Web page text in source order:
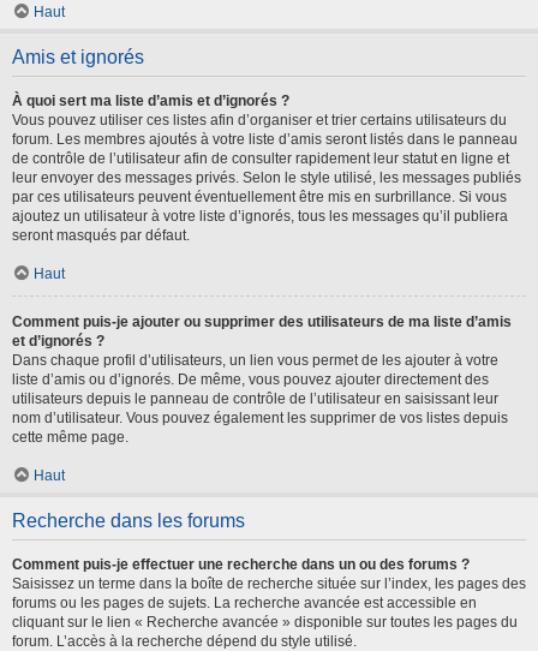
Haut
Amis et ignorés
À quoi sert ma liste d’amis et d’ignorés ?
Vous pouvez utiliser ces listes afin d’organiser et trier certains utilisateurs du
forum. Les membres ajoutés à votre liste d’amis seront listés dans le panneau
de contrôle de l’utilisateur afin de consulter rapidement leur statut en ligne et
leur envoyer des messages privés. Selon le style utilisé, les messages publiés
par ces utilisateurs peuvent éventuellement être mis en surbrillance. Si vous
ajoutez un utilisateur à votre liste d’ignorés, tous les messages qu’il publiera
seront masqués par défaut.
Haut
Comment puis-je ajouter ou supprimer des utilisateurs de ma liste d’amis
et d’ignorés ?
Dans chaque profil d’utilisateurs, un lien vous permet de les ajouter à votre
liste d’amis ou d’ignorés. De même, vous pouvez ajouter directement des
utilisateurs depuis le panneau de contrôle de l’utilisateur en saisissant leur
nom d’utilisateur. Vous pouvez également les supprimer de vos listes depuis
cette même page.
Haut
Recherche dans les forums
Comment puis-je effectuer une recherche dans un ou des forums ?
Saisissez un terme dans la boîte de recherche située sur l’index, les pages des
forums ou les pages de sujets. La recherche avancée est accessible en
cliquant sur le lien « Recherche avancée » disponible sur toutes les pages du
forum. L’accès à la recherche dépend du style utilisé.